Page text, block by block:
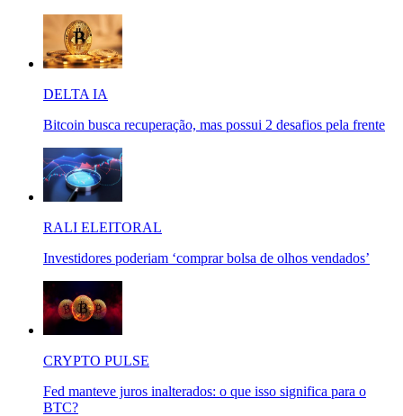
DELTA IA
Bitcoin busca recuperação, mas possui 2 desafios pela frente
RALI ELEITORAL
Investidores poderiam ‘comprar bolsa de olhos vendados’
CRYPTO PULSE
Fed manteve juros inalterados: o que isso significa para o
BTC?